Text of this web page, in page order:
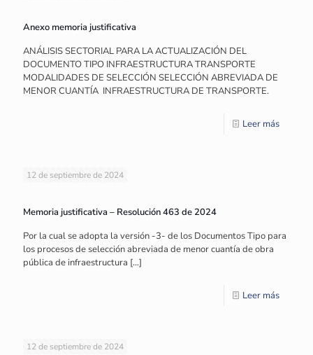
Anexo memoria justificativa
ANÁLISIS SECTORIAL PARA LA ACTUALIZACIÓN DEL
DOCUMENTO TIPO INFRAESTRUCTURA TRANSPORTE
MODALIDADES DE SELECCIÓN SELECCIÓN ABREVIADA DE
MENOR CUANTÍA INFRAESTRUCTURA DE TRANSPORTE.
Leer más
12 de septiembre de 2024
Memoria justificativa – Resolución 463 de 2024
Por la cual se adopta la versión -3- de los Documentos Tipo para
los procesos de selección abreviada de menor cuantía de obra
pública de infraestructura […]
Leer más
12 de septiembre de 2024